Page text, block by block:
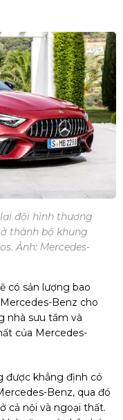
đội hình thương
thành bộ khung
Ảnh: Mercedes-
có sản lượng bao
Benz cho
nhà sưu tầm và
của Mercedes-
được khẳng định có
Benz, qua đó
cả nội và ngoại thất.